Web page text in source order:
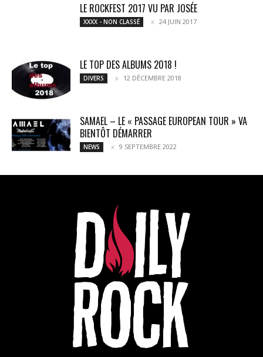
LE ROCKFEST 2017 VU PAR JOSÉE
XXXX - NON CLASSÉ 24 JUIN 2017
LE TOP DES ALBUMS 2018 !
DIVERS 12 DÉCEMBRE 2018
SAMAEL – LE « PASSAGE EUROPEAN TOUR » VA
BIENTÔT DÉMARRER
NEWS 9 SEPTEMBRE 2022